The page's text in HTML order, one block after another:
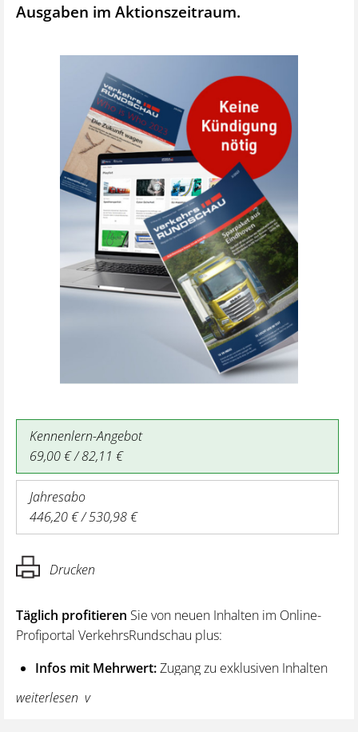
Ausgaben im Aktionszeitraum.
Kennenlern-Angebot
69,00 € / 82,11 €
Jahresabo
446,20 € / 530,98 €
Drucken
Täglich profitieren Sie von neuen Inhalten im Online-
Profiportal VerkehrsRundschau plus:
Infos mit Mehrwert:Zugang zu exklusiven Inhalten
und Hintergrundwissen – von aktuellen Regelungen
wie z. B. bei den Lenk- und Ruhezeiten,
weiterlesen